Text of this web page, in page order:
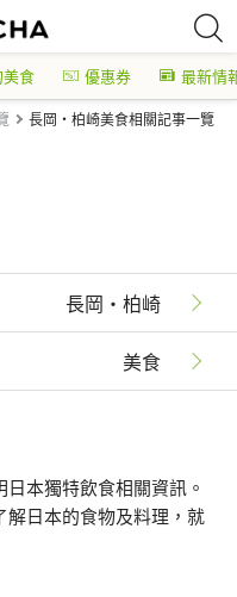
食 優惠券 最新情
長岡・柏崎美食相關記事一覽
長岡・柏崎
美食
本獨特飲食相關資訊。
解日本的食物及料理，就